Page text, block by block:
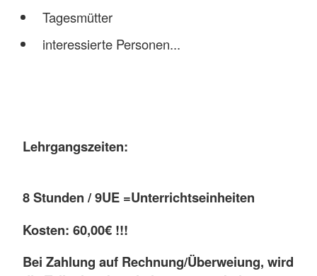
Tagesmütter
interessierte Personen...
Lehrgangszeiten:
8 Stunden / 9UE =Unterrichtseinheiten
Kosten: 60,00€ !!!
Bei Zahlung auf Rechnung/Überweiung, wird